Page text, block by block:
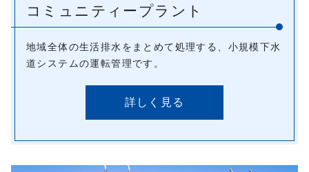
コミュニティープラント
地域全体の生活排水をまとめて処理する、小規模下水
道システムの運転管理です。
詳しく見る